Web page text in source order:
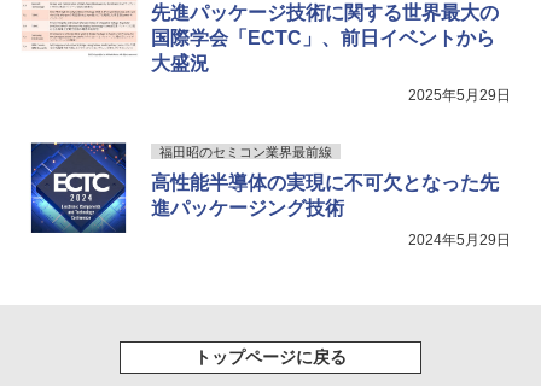
先進パッケージ技術に関する世界最大の
国際学会「ECTC」、前日イベントから
大盛況
2025年5月29日
福田昭のセミコン業界最前線
高性能半導体の実現に不可欠となった先
進パッケージング技術
2024年5月29日
トップページに戻る